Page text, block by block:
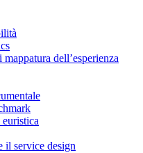
dell’esperienza
il service design